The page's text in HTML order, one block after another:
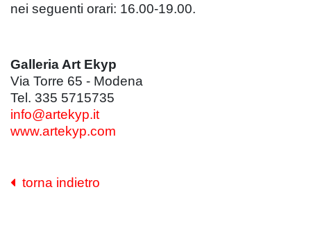
nei seguenti orari: 16.00-19.00.
Galleria Art Ekyp
Via Torre 65 - Modena
Tel. 335 5715735
info@artekyp.it
www.artekyp.com
torna indietro